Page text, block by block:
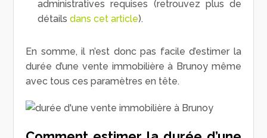
administratives requises (retrouvez plus de
détailsdans cet article).
En somme, il n’est donc pas facile d’estimer la
durée d’une vente immobilière à Brunoy même
avec tous ces paramètres en tête.